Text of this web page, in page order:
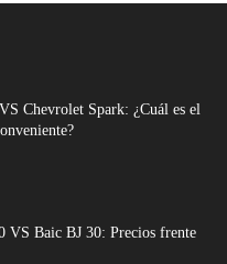
Chevrolet Spark: ¿Cuál es el
VS Baic BJ 30: Precios frente